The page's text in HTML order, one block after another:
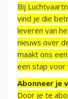
Bij
vind je die
leveren van
nieuws over
maakt ons
een stap voor
Abonneer je
Door je te